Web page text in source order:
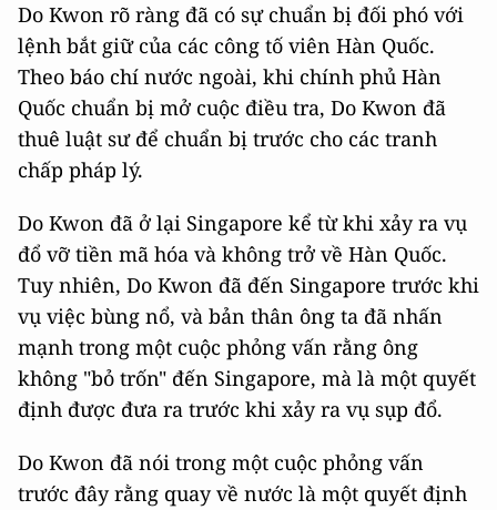
Do Kwon rõ ràng đã có sự chuẩn bị đối phó với
lệnh bắt giữ của các công tố viên Hàn Quốc.
Theo báo chí nước ngoài, khi chính phủ Hàn
Quốc chuẩn bị mở cuộc điều tra, Do Kwon đã
thuê luật sư để chuẩn bị trước cho các tranh
chấp pháp lý.
Do Kwon đã ở lại Singapore kể từ khi xảy ra vụ
đổ vỡ tiền mã hóa và không trở về Hàn Quốc.
Tuy nhiên, Do Kwon đã đến Singapore trước khi
vụ việc bùng nổ, và bản thân ông ta đã nhấn
mạnh trong một cuộc phỏng vấn rằng ông
không "bỏ trốn" đến Singapore, mà là một quyết
định được đưa ra trước khi xảy ra vụ sụp đổ.
Do Kwon đã nói trong một cuộc phỏng vấn
trước đây rằng quay về nước là một quyết định